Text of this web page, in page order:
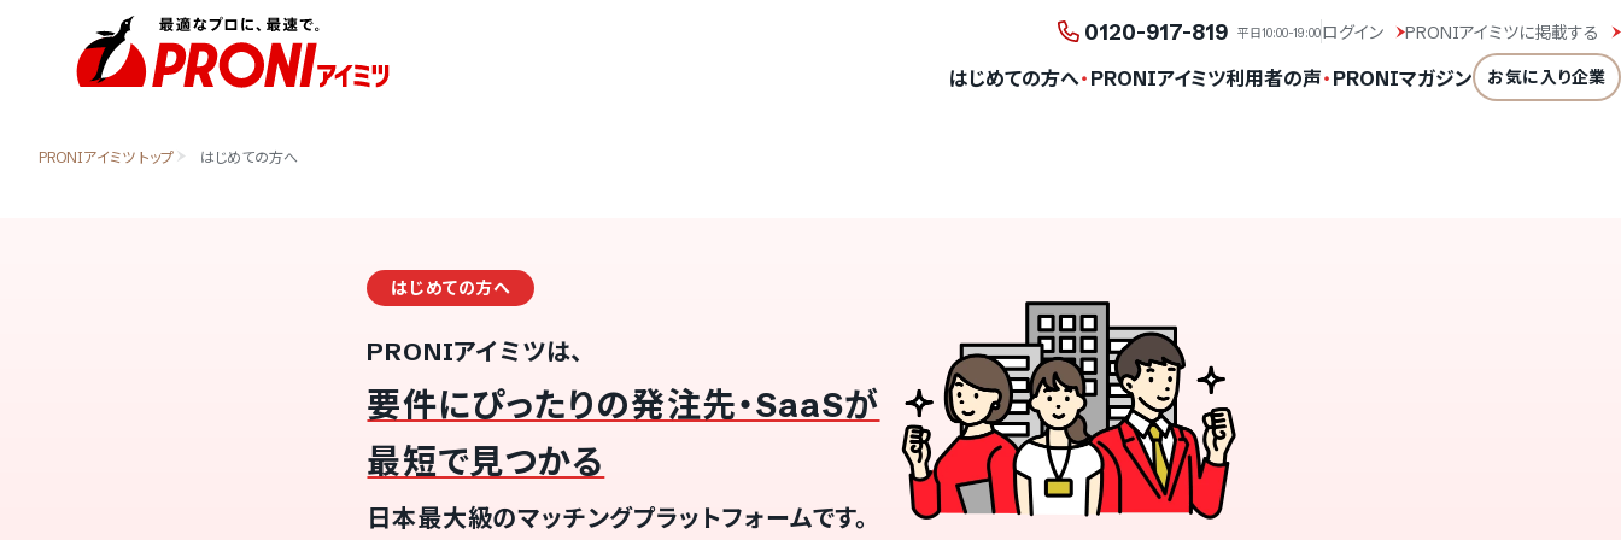
0120-917-819 平日10:00-19:00ログイン PRONIアイミツに掲載する
はじめての方へ・ PRONIアイミツ利用者の声・ PRONIマガジン お気に入り企業
PRONIアイミツ トップ はじめての方へ
はじめての方へ
PRONIアイミツは、
要件にぴったりの発注先・SaaSが
最短で見つかる
日本最大級のマッチングプラットフォームです。